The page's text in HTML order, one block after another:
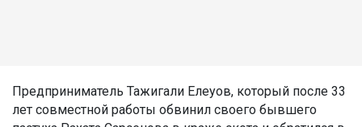
Предприниматель Тажигали Елеуов, который после 33
лет совместной работы обвинил своего бывшего